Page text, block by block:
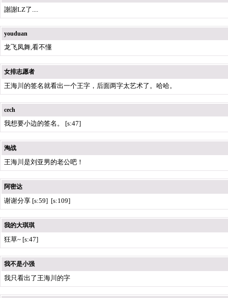
謝謝LZ了....
youduan
龙飞凤舞,看不懂
女排志愿者
王海川的签名就看出一个王字，后面两字太艺术了。哈哈。
cech
我想要小边的签名。 [s:47]
淘战
王海川是刘亚男的老公吧！
阿密达
谢谢分享 [s:59] [s:109]
我的大琪琪
狂草~ [s:47]
我不是小强
我只看出了王海川的字